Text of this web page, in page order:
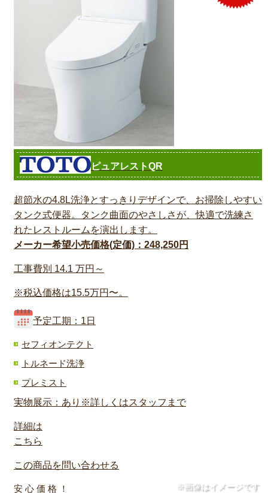
※画像はイメージです
ピュアレストQR
超節水の4.8L洗浄とすっきりデザインで、お掃除しやすい
タンク式便器。タンク曲面のやさしさが、快適で洗練さ
れたレストルームを演出します。
メーカー希望小売価格(定価)：248,250円
工事費別 14.1 万円～
※税込価格は15.5万円〜。
予定工期：1日
セフィオンテクト
トルネード洗浄
プレミスト
実物展示：あり※詳しくはスタッフまで
詳細は
こちら
この商品を問い合わせる
安 心 価 格 ！